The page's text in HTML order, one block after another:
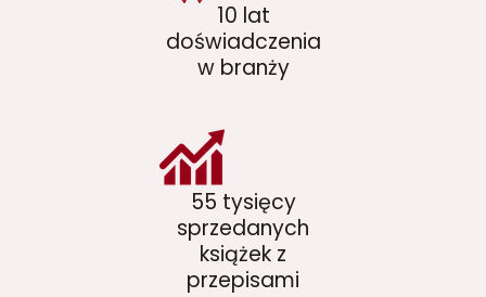
10 lat
doświadczenia
w branży
55 tysięcy
sprzedanych
książek z
przepisami